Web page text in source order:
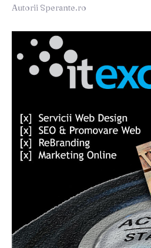
Autorii Sperante.ro